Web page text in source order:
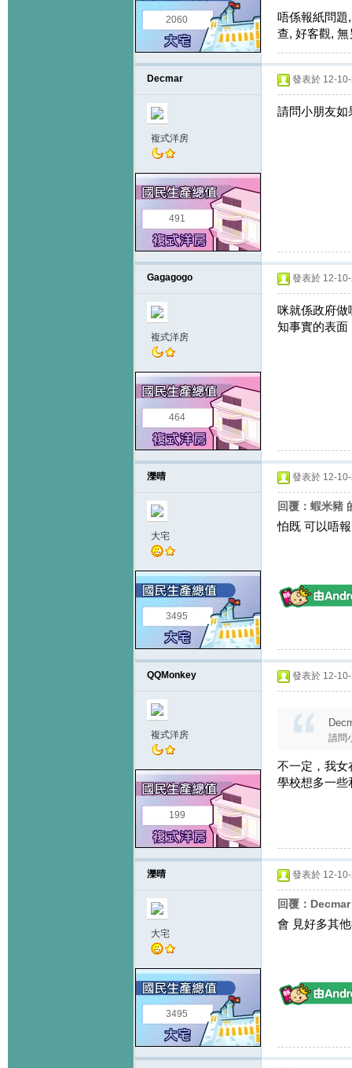
2060
唔係報紙問題
查, 好客觀,
Decmar
複式洋房
491
發表於 12-
請問小朋友如
Gagagogo
複式洋房
464
發表於 12-
咪就係政府做
知事實的表面
濼晴
大宅
3495
發表於 12-
回覆：蝦米豬
怕既 可以唔
QQMonkey
複式洋房
199
發表於 12-
請問
不一定，我女
學校想多一些
濼晴
大宅
3495
發表於 12-
回覆：
會 見好多其